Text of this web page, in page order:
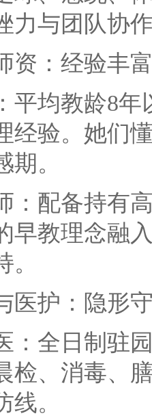
力与团队协
：经验丰富
均教龄8年
经验。她们
。
配备持有高
早教理念融
护：隐形守
全日制驻园
检、消毒、
。